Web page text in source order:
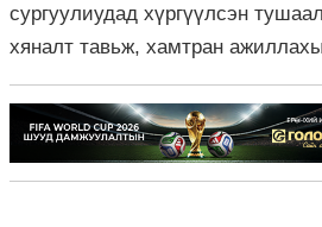
сургуулиудад хүргүүлсэн
хяналт тавьж, хамтран